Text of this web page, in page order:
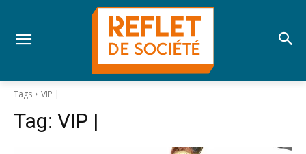
Tags VIP |
Tag: VIP |